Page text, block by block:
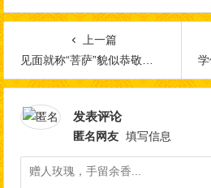
上一篇
见面就称“菩萨”貌似恭敬谦卑，实则罪过无穷！
学佛
发表评论
匿名网友 填写信息